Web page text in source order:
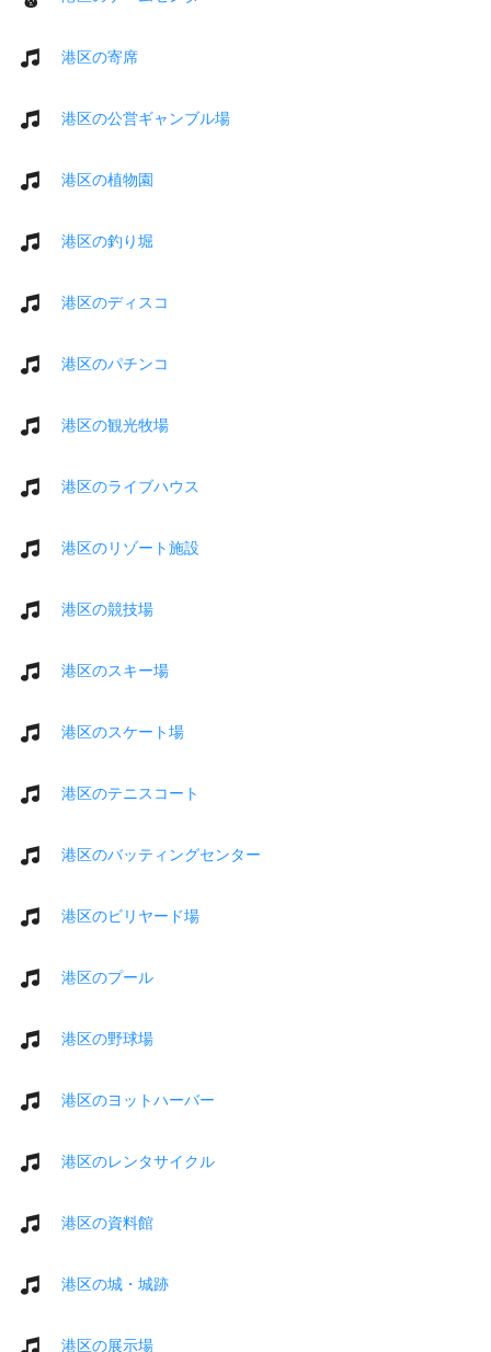
港区の寄席
港区の公営ギャンブル場
港区の植物園
港区の釣り堀
港区のディスコ
港区のパチンコ
港区の観光牧場
港区のライブハウス
港区のリゾート施設
港区の競技場
港区のスキー場
港区のスケート場
港区のテニスコート
港区のバッティングセンター
港区のビリヤード場
港区のプール
港区の野球場
港区のヨットハーバー
港区のレンタサイクル
港区の資料館
港区の城・城跡
港区の展示場